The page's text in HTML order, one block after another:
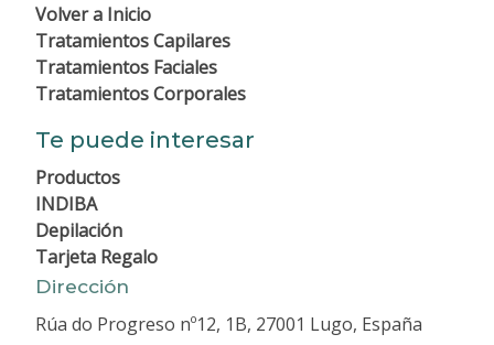
Volver a Inicio
Tratamientos Capilares
Tratamientos Faciales
Tratamientos Corporales
Te puede interesar
Productos
INDIBA
Depilación
Tarjeta Regalo
Dirección
Rúa do Progreso nº12, 1B, 27001 Lugo, España